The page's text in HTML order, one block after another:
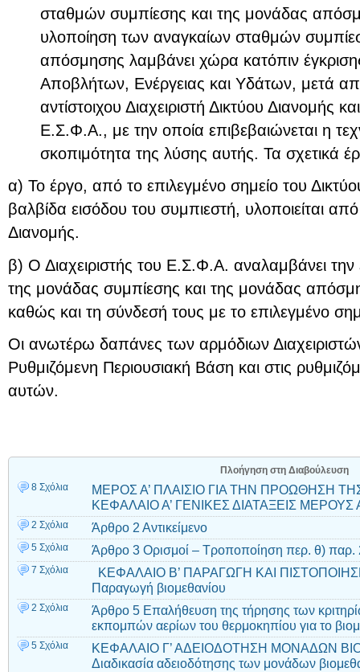
σταθμών συμπίεσης και της μονάδας
υλοποίηση των αναγκαίων σταθμών
απόσμησης λαμβάνει χώρα κατόπιν
Αποβλήτων, Ενέργειας και Υδάτων, μετά
αντίστοιχου Διαχειριστή Δικτύου Διανομής
Ε.Σ.Φ.Α., με την οποία επιβεβαιώνεται η
σκοπιμότητα της λύσης αυτής. Τα σχετικά
α) Το έργο, από το επιλεγμένο σημείο του
βαλβίδα εισόδου του συμπιεστή, υλοποιείται από
Διανομής.
β) Ο Διαχειριστής του Ε.Σ.Φ.Α. αναλαμβάνει την
της μονάδας συμπίεσης και της μονάδας
καθώς και τη σύνδεσή τους με το επιλεγμένο
Οι ανωτέρω δαπάνες των αρμόδιων
Ρυθμιζόμενη Περιουσιακή Βάση και στις
αυτών.
Πλοήγηση στη Διαβούλευση
8 Σχόλια
ΜΕΡΟΣ Α’ ΠΛΑΙΣΙΟ ΓΙΑ ΤΗΝ ΠΡΟΩΘΗΣΗ
ΚΕΦΑΛΑΙΟ Α’ ΓΕΝΙΚΕΣ ΔΙΑΤΑΞΕΙΣ ΜΕΡΟΥΣ
2 Σχόλια Άρθρο 2 Αντικείμενο
5 Σχόλια Άρθρο 3 Ορισμοί – Τροποποίηση περ. θ) παρ.
7 Σχόλια
ΚΕΦΑΛΑΙΟ Β’ ΠΑΡΑΓΩΓΗ ΚΑΙ
Παραγωγή βιομεθανίου
2 Σχόλια
Άρθρο 5 Επαλήθευση της τήρησης των
εκπομπών αερίων του θερμοκηπίου για το
5 Σχόλια
ΚΕΦΑΛΑΙΟ Γ’ ΑΔΕΙΟΔΟΤΗΣΗ ΜΟΝΑΔΩΝ
Διαδικασία αδειοδότησης των μονάδων